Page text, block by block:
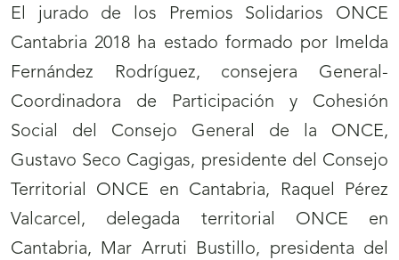
El jurado de los Premios Solidarios ONCE
Cantabria 2018 ha estado formado por Imelda
Fernández Rodríguez, consejera General-
Coordinadora de Participación y Cohesión
Social del Consejo General de la ONCE,
Gustavo Seco Cagigas, presidente del Consejo
Territorial ONCE en Cantabria, Raquel Pérez
Valcarcel, delegada territorial ONCE en
Cantabria, Mar Arruti Bustillo, presidenta del